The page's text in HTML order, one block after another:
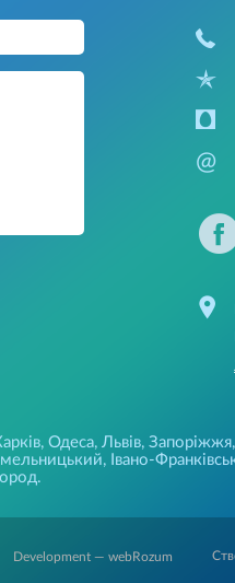
@
Одеса, Львів,
Івано-
Development — webRozum